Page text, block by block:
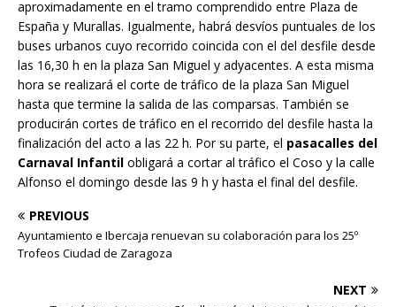
aproximadamente en el tramo comprendido entre Plaza de
España y Murallas. Igualmente, habrá desvíos puntuales de los
buses urbanos cuyo recorrido coincida con el del desfile desde
las 16,30 h en la plaza San Miguel y adyacentes. A esta misma
hora se realizará el corte de tráfico de la plaza San Miguel
hasta que termine la salida de las comparsas. También se
producirán cortes de tráfico en el recorrido del desfile hasta la
finalización del acto a las 22 h. Por su parte, el pasacalles del
Carnaval Infantil obligará a cortar al tráfico el Coso y la calle
Alfonso el domingo desde las 9 h y hasta el final del desfile.
PREVIOUS
Ayuntamiento e Ibercaja renuevan su colaboración para los 25º
Trofeos Ciudad de Zaragoza
NEXT